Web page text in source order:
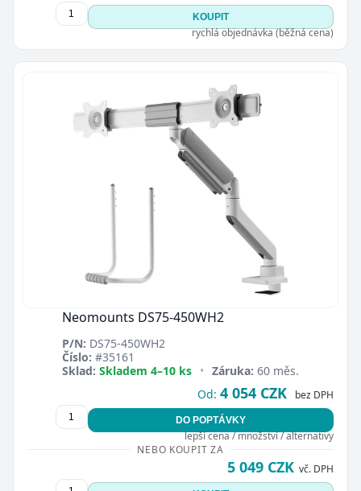
KOUPIT
rychlá objednávka (běžná cena)
Neomounts DS75-450WH2
P/N: DS75-450WH2
Číslo: #35161
Sklad: Skladem 4–10 ks • Záruka: 60 měs.
Od: 4 054 CZK bez DPH
DO POPTÁVKY
lepší cena / množství / alternativy
NEBO KOUPIT ZA
5 049 CZK vč. DPH